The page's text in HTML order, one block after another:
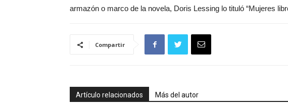
armazón o marco de la novela, Doris Lessing lo tituló “Mujeres
Compartir
Artículo relacionados Más del autor